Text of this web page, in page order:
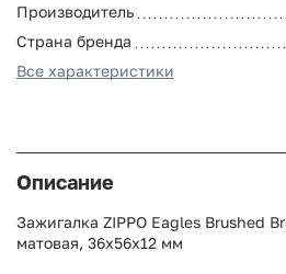
Производитель
Страна бренда
Все характеристики
Описание
Зажигалка ZIPPO Eagles Brushed
матовая, 36х56х12 мм